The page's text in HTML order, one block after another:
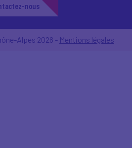
nous
Alpes 2026 - Mentions légales